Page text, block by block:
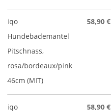
iqo
Hundebademantel
Pitschnass,
rosa/bordeaux/pink
46cm (MIT)
58,90 €
iqo
58,90 €